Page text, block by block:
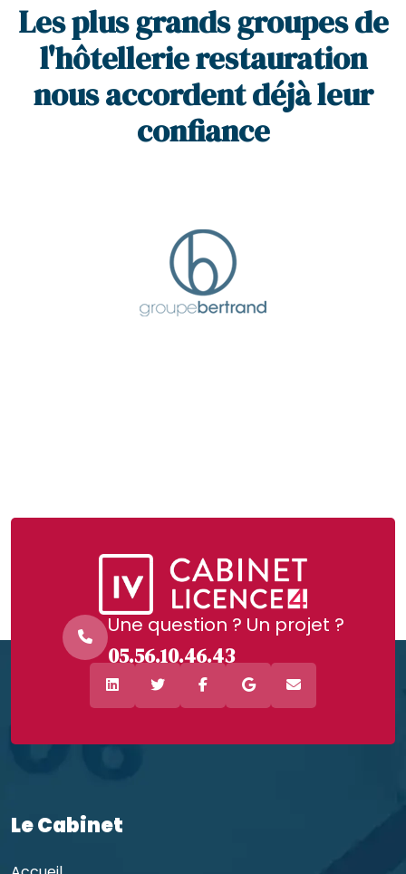
Les plus grands groupes de
l'hôtellerie restauration
nous accordent déjà leur
confiance
Une question ? Un projet ?
05.56.10.46.43
Le Cabinet